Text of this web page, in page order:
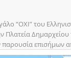
“ΟΧΙ” του
Πλατεία
επισήμων